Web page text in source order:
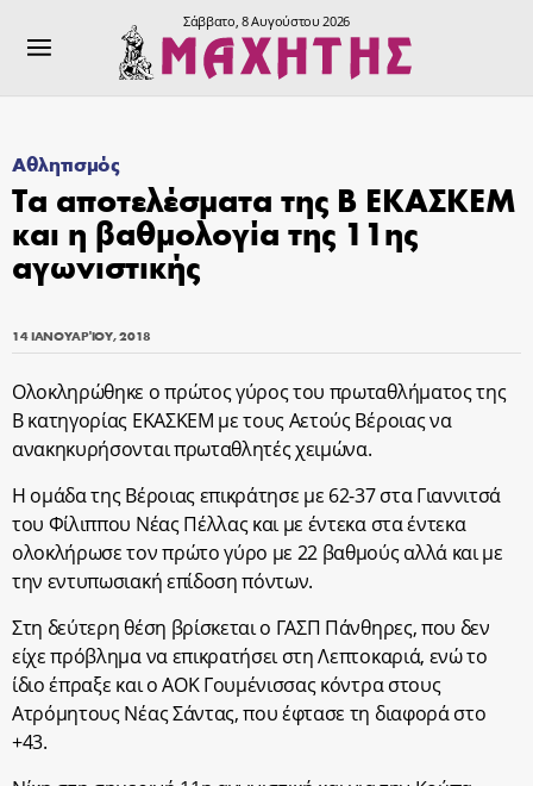
Σάββατο, 8 Αυγούστου 2026
Αθλητισμός
Τα αποτελέσματα της Β ΕΚΑΣΚΕΜ
και η βαθμολογία της 11ης
αγωνιστικής
14 ΙΑΝΟΥΑΡΊΟΥ, 2018
Ολοκληρώθηκε ο πρώτος γύρος του πρωταθλήματος της
Β κατηγορίας ΕΚΑΣΚΕΜ με τους Αετούς Βέροιας να
ανακηκυρήσονται πρωταθλητές χειμώνα.
Η ομάδα της Βέροιας επικράτησε με 62-37 στα Γιαννιτσά
του Φίλιππου Νέας Πέλλας και με έντεκα στα έντεκα
ολοκλήρωσε τον πρώτο γύρο με 22 βαθμούς αλλά και με
την εντυπωσιακή επίδοση πόντων.
Στη δεύτερη θέση βρίσκεται ο ΓΑΣΠ Πάνθηρες, που δεν
είχε πρόβλημα να επικρατήσει στη Λεπτοκαριά, ενώ το
ίδιο έπραξε και ο ΑΟΚ Γουμένισσας κόντρα στους
Ατρόμητους Νέας Σάντας, που έφτασε τη διαφορά στο
+43.